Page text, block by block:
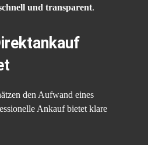
und transparent.
den Aufwand eines
Ankauf bietet klare